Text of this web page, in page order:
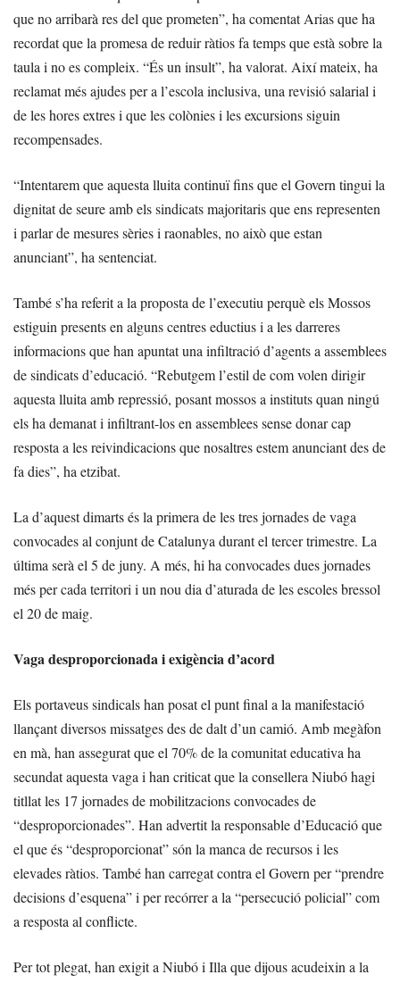
que no arribarà res del que prometen”, ha comentat Arias que ha
recordat que la promesa de reduir ràtios fa temps que està sobre la
taula i no es compleix. “És un insult”, ha valorat. Així mateix, ha
reclamat més ajudes per a l’escola inclusiva, una revisió salarial i
de les hores extres i que les colònies i les excursions siguin
recompensades.
“Intentarem que aquesta lluita continuï fins que el Govern tingui la
dignitat de seure amb els sindicats majoritaris que ens representen
i parlar de mesures sèries i raonables, no això que estan
anunciant”, ha sentenciat.
També s’ha referit a la proposta de l’executiu perquè els Mossos
estiguin presents en alguns centres eductius i a les darreres
informacions que han apuntat una infiltració d’agents a assemblees
de sindicats d’educació. “Rebutgem l’estil de com volen dirigir
aquesta lluita amb repressió, posant mossos a instituts quan ningú
els ha demanat i infiltrant-los en assemblees sense donar cap
resposta a les reivindicacions que nosaltres estem anunciant des de
fa dies”, ha etzibat.
La d’aquest dimarts és la primera de les tres jornades de vaga
convocades al conjunt de Catalunya durant el tercer trimestre. La
última serà el 5 de juny. A més, hi ha convocades dues jornades
més per cada territori i un nou dia d’aturada de les escoles bressol
el 20 de maig.
Vaga desproporcionada i exigència d’acord
Els portaveus sindicals han posat el punt final a la manifestació
llançant diversos missatges des de dalt d’un camió. Amb megàfon
en mà, han assegurat que el 70% de la comunitat educativa ha
secundat aquesta vaga i han criticat que la consellera Niubó hagi
titllat les 17 jornades de mobilitzacions convocades de
“desproporcionades”. Han advertit la responsable d’Educació que
el que és “desproporcionat” són la manca de recursos i les
elevades ràtios. També han carregat contra el Govern per “prendre
decisions d’esquena” i per recórrer a la “persecució policial” com
a resposta al conflicte.
Per tot plegat, han exigit a Niubó i Illa que dijous acudeixin a la